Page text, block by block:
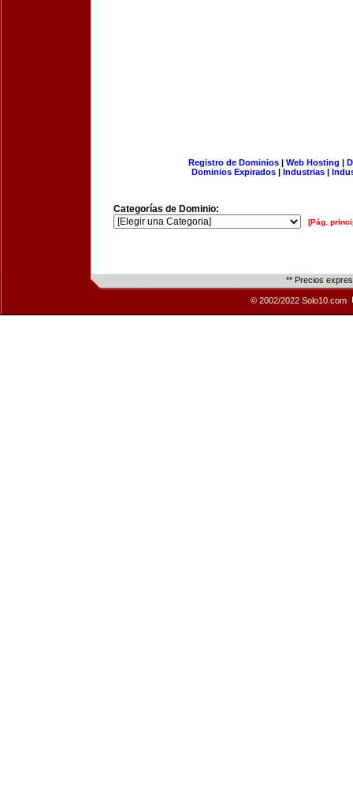
Registro de Dominios| Web Hosting |
Dominios Expirados | Industrias |
Categorías de Dominio:
[Pág.
** Precios
© 2002/2022 Solo10.com